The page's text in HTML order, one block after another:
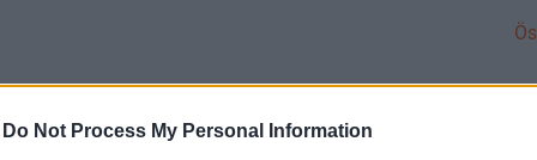
Do Not Process My Personal Information